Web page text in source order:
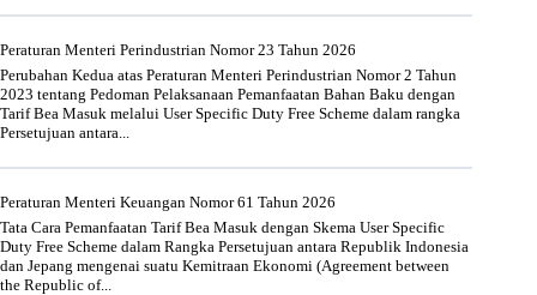
Peraturan Menteri Perindustrian Nomor 23 Tahun 2026
Perubahan Kedua atas Peraturan Menteri Perindustrian Nomor 2 Tahun
2023 tentang Pedoman Pelaksanaan Pemanfaatan Bahan Baku dengan
Tarif Bea Masuk melalui User Specific Duty Free Scheme dalam rangka
Persetujuan antara...
Peraturan Menteri Keuangan Nomor 61 Tahun 2026
Tata Cara Pemanfaatan Tarif Bea Masuk dengan Skema User Specific
Duty Free Scheme dalam Rangka Persetujuan antara Republik Indonesia
dan Jepang mengenai suatu Kemitraan Ekonomi (Agreement between
the Republic of...